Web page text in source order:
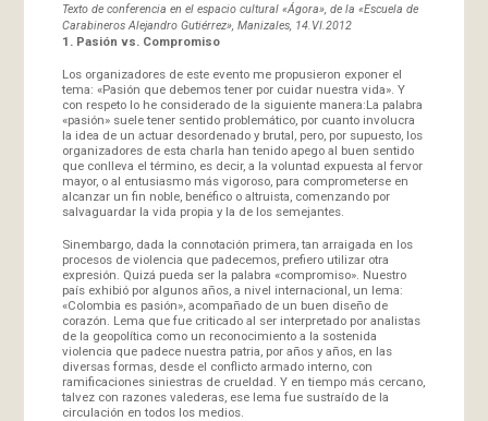
Texto de conferencia en el espacio cultural «Ágora», de la «Escuela de
Carabineros Alejandro Gutiérrez», Manizales, 14.VI.2012
1. Pasión vs. Compromiso
Los organizadores de este evento me propusieron exponer el
tema: «Pasión que debemos tener por cuidar nuestra vida». Y
con respeto lo he considerado de la siguiente manera:La palabra
«pasión» suele tener sentido problemático, por cuanto involucra
la idea de un actuar desordenado y brutal, pero, por supuesto, los
organizadores de esta charla han tenido apego al buen sentido
que conlleva el término, es decir, a la voluntad expuesta al fervor
mayor, o al entusiasmo más vigoroso, para comprometerse en
alcanzar un fin noble, benéfico o altruista, comenzando por
salvaguardar la vida propia y la de los semejantes.
Sinembargo, dada la connotación primera, tan arraigada en los
procesos de violencia que padecemos, prefiero utilizar otra
expresión. Quizá pueda ser la palabra «compromiso». Nuestro
país exhibió por algunos años, a nivel internacional, un lema:
«Colombia es pasión», acompañado de un buen diseño de
corazón. Lema que fue criticado al ser interpretado por analistas
de la geopolítica como un reconocimiento a la sostenida
violencia que padece nuestra patria, por años y años, en las
diversas formas, desde el conflicto armado interno, con
ramificaciones siniestras de crueldad. Y en tiempo más cercano,
talvez con razones valederas, ese lema fue sustraído de la
circulación en todos los medios.